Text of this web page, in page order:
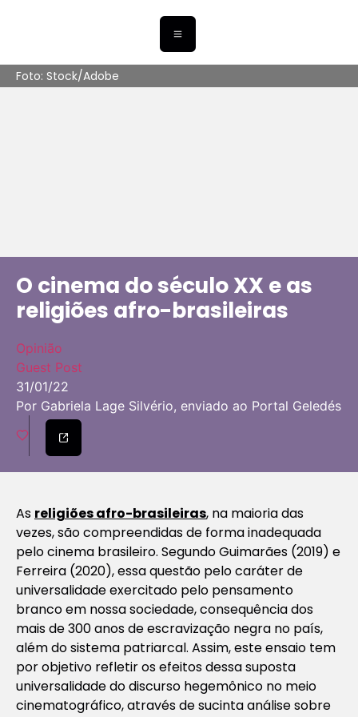
Foto: Stock/Adobe
O cinema do século XX e as
religiões afro-brasileiras
Opinião
Guest Post
31/01/22
Por Gabriela Lage Silvério, enviado ao Portal Geledés
As religiões afro-brasileiras, na maioria das
vezes, são compreendidas de forma inadequada
pelo cinema brasileiro. Segundo Guimarães (2019) e
Ferreira (2020), essa questão pelo caráter de
universalidade exercitado pelo pensamento
branco em nossa sociedade, consequência dos
mais de 300 anos de escravização negra no país,
além do sistema patriarcal. Assim, este ensaio tem
por objetivo refletir os efeitos dessa suposta
universalidade do discurso hegemônico no meio
cinematográfico, através de sucinta análise sobre